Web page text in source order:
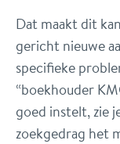
Dat maakt dit
gericht nieuwe
specifieke
“boekhouder
goed instelt, zie
zoekgedrag het